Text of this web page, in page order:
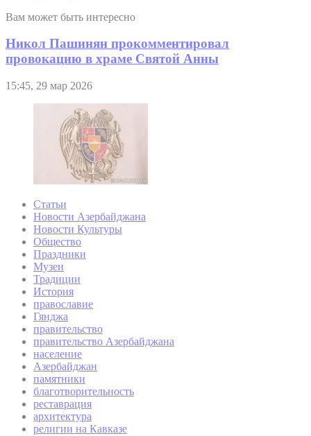
Вам может быть интересно
Никол Пашинян прокомментировал
провокацию в храме Святой Анны
15:45, 29 мар 2026
Статьи
Новости Азербайджана
Новости Культуры
Общество
Праздники
Музеи
Традиции
История
православие
Гянджа
правительство
правительство Азербайджана
население
Азербайджан
памятники
благотворительность
реставрация
архитектура
религии на Кавказе